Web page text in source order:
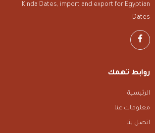
Kinda Dates, import and export for Egyptian
Dates
روابط تهمك
الرئيسية
معلومات عنا
اتصل بنا